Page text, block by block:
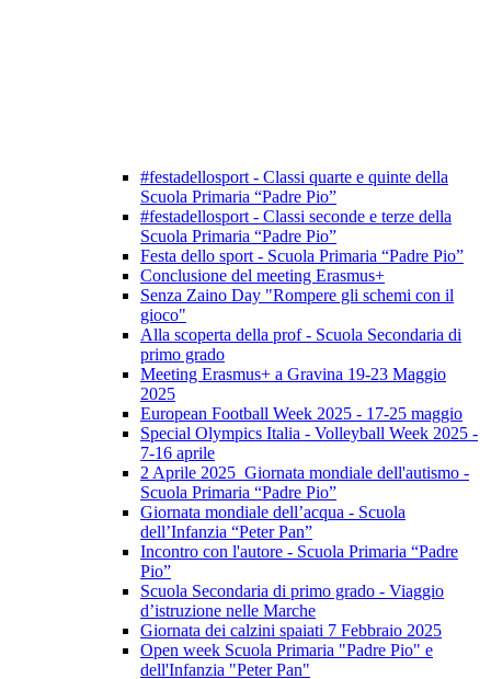
#festadellosport - Classi quarte e quinte della
Scuola Primaria “Padre Pio”
#festadellosport - Classi seconde e terze della
Scuola Primaria “Padre Pio”
Festa dello sport - Scuola Primaria “Padre Pio”
Conclusione del meeting Erasmus+
Senza Zaino Day "Rompere gli schemi con il
gioco"
Alla scoperta della prof - Scuola Secondaria di
primo grado
Meeting Erasmus+ a Gravina 19-23 Maggio
2025
European Football Week 2025 - 17-25 maggio
Special Olympics Italia - Volleyball Week 2025 -
7-16 aprile
2 Aprile 2025 Giornata mondiale dell'autismo -
Scuola Primaria “Padre Pio”
Giornata mondiale dell’acqua - Scuola
dell’Infanzia “Peter Pan”
Incontro con l'autore - Scuola Primaria “Padre
Pio”
Scuola Secondaria di primo grado - Viaggio
d’istruzione nelle Marche
Giornata dei calzini spaiati 7 Febbraio 2025
Open week Scuola Primaria "Padre Pio" e
dell'Infanzia "Peter Pan"